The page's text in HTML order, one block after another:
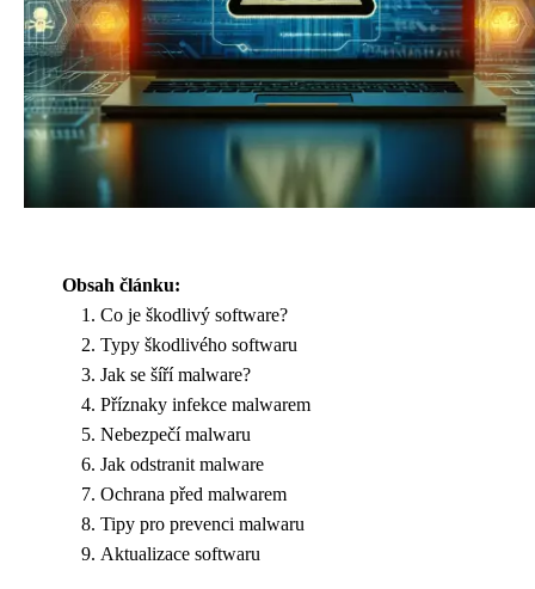
Obsah článku:
Co je škodlivý software?
Typy škodlivého softwaru
Jak se šíří malware?
Příznaky infekce malwarem
Nebezpečí malwaru
Jak odstranit malware
Ochrana před malwarem
Tipy pro prevenci malwaru
Aktualizace softwaru